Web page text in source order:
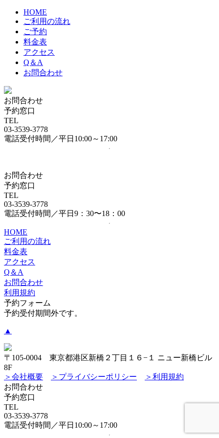
HOME
ご利用の流れ
ご予約
料金表
アクセス
Q＆A
お問合わせ
お問合わせ
予約窓口
TEL
03-3539-3778
電話受付時間／平日10:00～17:00
お問合わせ
予約窓口
TEL
03-3539-3778
電話受付時間／平日9：30〜18：00
HOME
ご利用の流れ
料金表
アクセス
Q＆A
お問合わせ
利用規約
予約フォーム
予約受付期間外です。
▲
〒105-0004 東京都港区新橋２丁目１６−１ ニュー新橋ビル
8F
＞会社概要
＞プライバシーポリシー
＞利用規約
お問合わせ
予約窓口
TEL
03-3539-3778
電話受付時間／平日10:00～17:00